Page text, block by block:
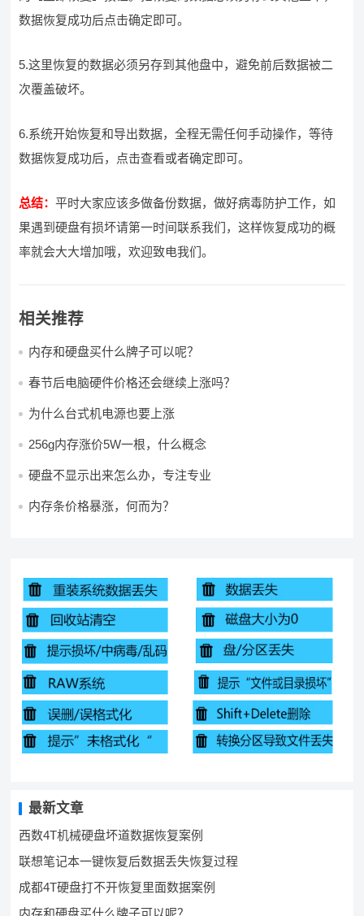
数据恢复成功后点击确定即可。
5.这里恢复的数据必须另存到其他盘中，避免前后数据被二
次覆盖破坏。
6.系统开始恢复和导出数据，全程无需任何手动操作，等待
数据恢复成功后，点击查看或者确定即可。
总结：平时大家应该多做备份数据，做好病毒防护工作，如
果遇到硬盘有损坏请第一时间联系我们，这样恢复成功的概
率就会大大增加哦，欢迎致电我们。
相关推荐
内存和硬盘买什么牌子可以呢？
春节后电脑硬件价格还会继续上涨吗？
为什么台式机电源也要上涨
256g内存涨价5W一根，什么概念
硬盘不显示出来怎么办，专注专业
内存条价格暴涨，何而为？
最新文章
西数4T机械硬盘坏道数据恢复案例
联想笔记本一键恢复后数据丢失恢复过程
成都4T硬盘打不开恢复里面数据案例
内存和硬盘买什么牌子可以呢？